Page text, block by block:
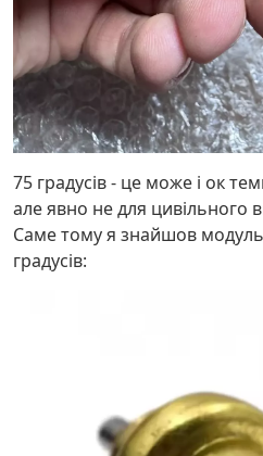
75 градусів - це може і ок
але явно не для цивільного
Саме тому я знайшов
градусів: